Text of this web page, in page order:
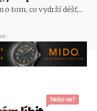
tom, co vydrží déšť,...
-
Nebo ne?